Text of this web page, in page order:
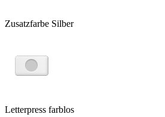
Zusatzfarbe Silber
Letterpress farblos